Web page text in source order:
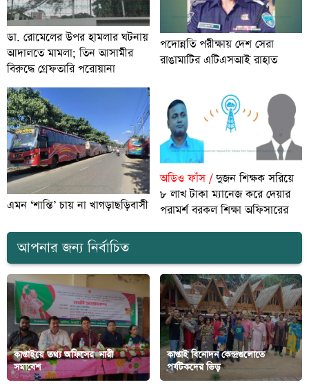
ডা. রোমেলের উপর হামলার ঘটনায়
আদালতে মামলা; তিন আসামীর
বিরুদ্ধে গ্রেফতারি পরোয়ানা
পদোন্নতি পরীক্ষায় দেশ সেরা
রাঙামাটির এটিএসআই রাহাত
এমন ‘শান্তি’ চায় না খাগড়াছড়িবাসী
অডিও ফাঁস /দুজন শিক্ষক সরিয়ে
৮ লাখ টাকা ম্যানেজ করে দেয়ার
পরামর্শ বরকল শিক্ষা অফিসারের
আপনার জন্য নির্বাচিত
কাপ্তাইয়ে তথ্য অফিসের নারী
সমাবেশ
কাপ্তাই বিনোদন কেন্দ্রগুলোতে
পর্যটকদের ভিড়